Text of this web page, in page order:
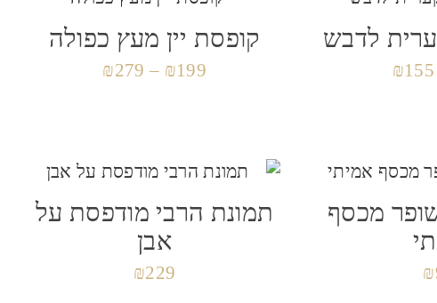
לדבש
₪155
קופסת יין מעץ כפולה
₪199
–
₪279
מכסף
₪
תמונת הרבי מודפסת על
אבן
₪229